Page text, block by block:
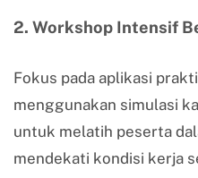
2. Workshop Intensif
Fokus pada aplikasi
menggunakan simulasi
untuk melatih peserta
mendekati kondisi kerja